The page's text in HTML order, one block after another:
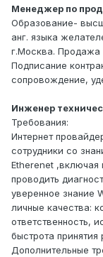
Менеджер по
Образование-
анг. языка
г.Москва. Продажа
Подписание
сопровождение,
Инженер
Требования:
Интернет
сотрудники со
Etherenet ,включая
проводить
уверенное знание
личные качества:
ответственность,
быстрота
Дополнительные